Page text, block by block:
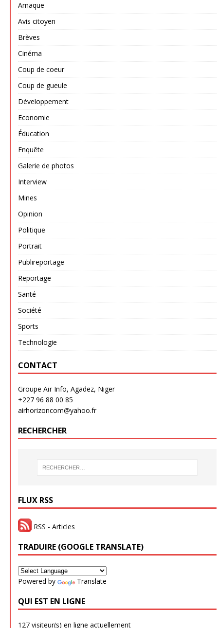
Arnaque
Avis citoyen
Brèves
Cinéma
Coup de coeur
Coup de gueule
Développement
Economie
Éducation
Enquête
Galerie de photos
Interview
Mines
Opinion
Politique
Portrait
Publireportage
Reportage
Santé
Société
Sports
Technologie
CONTACT
Groupe Aïr Info, Agadez, Niger
+227 96 88 00 85
airhorizoncom@yahoo.fr
RECHERCHER
FLUX RSS
RSS - Articles
TRADUIRE (GOOGLE TRANSLATE)
Powered by Translate
QUI EST EN LIGNE
127 visiteur(s) en ligne actuellement